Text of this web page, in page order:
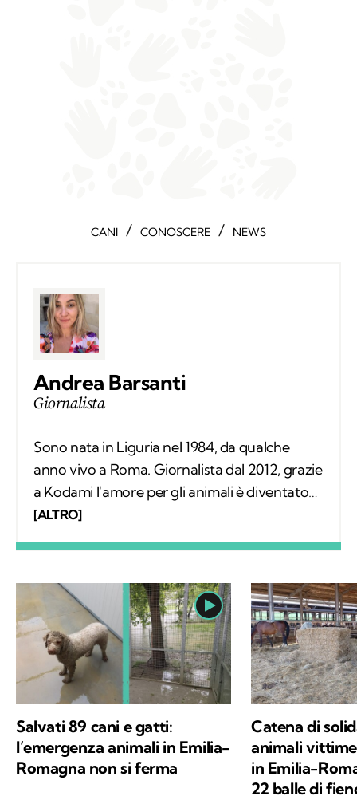
CANI / CONOSCERE / NEWS
Andrea Barsanti
Giornalista
Sono nata in Liguria nel 1984, da qualche
anno vivo a Roma. Giornalista dal 2012, grazie
a Kodami l'amore per gli animali è diventato
un lavoro attraverso cui provo a fare la
libero tanti libri, qualche viaggio e una
continua scoperta di ciò che mi circonda.
[ALTRO]
Salvati 89 cani e gatti:
l’emergenza animali in Emilia-
Romagna non si ferma
Catena di
animali
in Emilia-
22 balle di